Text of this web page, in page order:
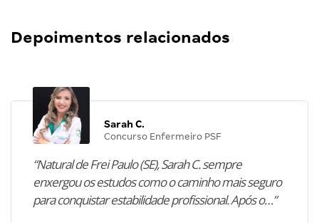
Depoimentos relacionados
Sarah C.
Concurso Enfermeiro PSF
“Natural de Frei Paulo (SE), Sarah C. sempre
enxergou os estudos como o caminho mais seguro
para conquistar estabilidade profissional. Após o…”